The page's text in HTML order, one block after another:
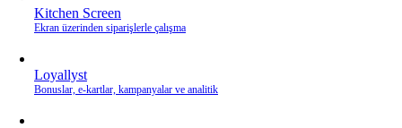
Kitchen Screen
Ekran üzerinden siparişlerle çalışma
Loyallyst
Bonuslar, e‑kartlar, kampanyalar ve analitik